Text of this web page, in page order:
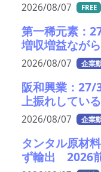
2026/08/07 FREE
第一稀元素：
増収増益なが
2026/08/07 企業
阪和興業：27/
上振れしてい
2026/08/07 企業
タンタル原材
ず輸出 2026